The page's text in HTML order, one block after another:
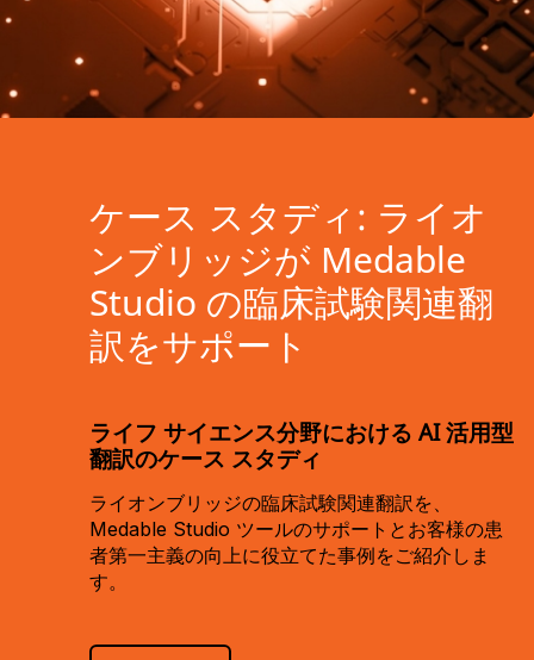
ケース スタディ: ライオ
ンブリッジが Medable
Studio の臨床試験関連翻
訳をサポート
ライフ サイエンス分野における AI 活用型
翻訳のケース スタディ
ライオンブリッジの臨床試験関連翻訳を、
Medable Studio ツールのサポートとお客様の患
者第一主義の向上に役立てた事例をご紹介しま
す。